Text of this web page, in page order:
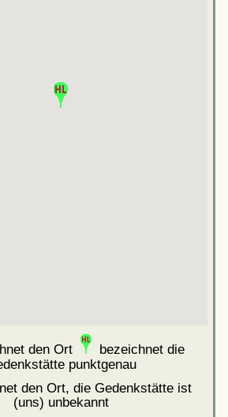
den Ort
bezeichnet die
punktgenau
den Ort, die Gedenkstätte ist
(uns) unbekannt